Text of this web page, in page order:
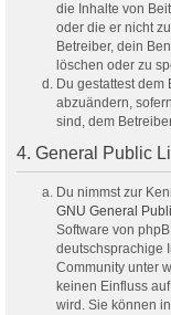
die Inhalte von
oder die er nicht
Betreiber, dein
löschen oder zu
Du gestattest
abzuändern,
sind, dem
4. General Public
Du nimmst zur
GNU General
Software von
deutschsprachige
Community unter
keinen Einfluss
wird. Sie können